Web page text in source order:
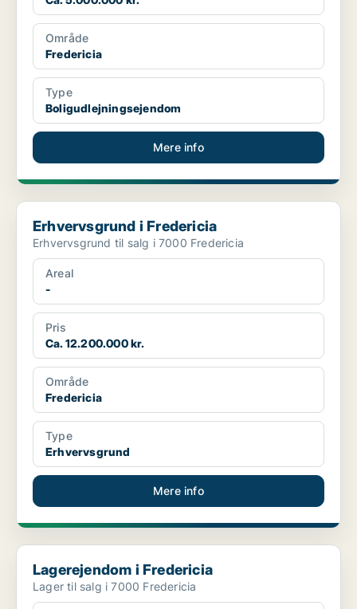
Område
Fredericia
Type
Boligudlejningsejendom
Mere info
Erhvervsgrund i Fredericia
Erhvervsgrund i Fredericia
Erhvervsgrund til salg i 7000 Fredericia
Areal
-
Pris
Ca. 12.200.000 kr.
Område
Fredericia
Type
Erhvervsgrund
Mere info
Lagerejendom i Fredericia
Lagerejendom i Fredericia
Lager til salg i 7000 Fredericia